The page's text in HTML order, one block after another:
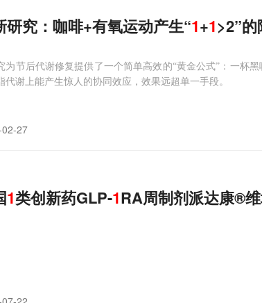
研究：咖啡+有氧运动产生“1+1>2”
为节后代谢修复提供了一个简单高效的“黄金公式”：一杯
代谢上能产生惊人的协同效应，效果远超单一手段。
27
1类创新药GLP-1RA周制剂派达康®维